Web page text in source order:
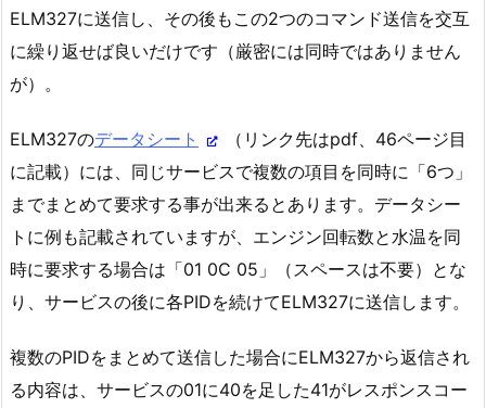
ELM327に送信し、その後もこの2つのコマンド送信を交互
に繰り返せば良いだけです（厳密には同時ではありません
が）。
ELM327のデータシート
（リンク先はpdf、46ページ目
に記載）には、同じサービスで複数の項目を同時に「6つ」
までまとめて要求する事が出来るとあります。データシー
トに例も記載されていますが、エンジン回転数と水温を同
時に要求する場合は「01 0C 05」（スペースは不要）とな
り、サービスの後に各PIDを続けてELM327に送信します。
複数のPIDをまとめて送信した場合にELM327から返信され
る内容は、サービスの01に40を足した41がレスポンスコー